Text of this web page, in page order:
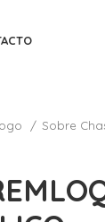
Sobre